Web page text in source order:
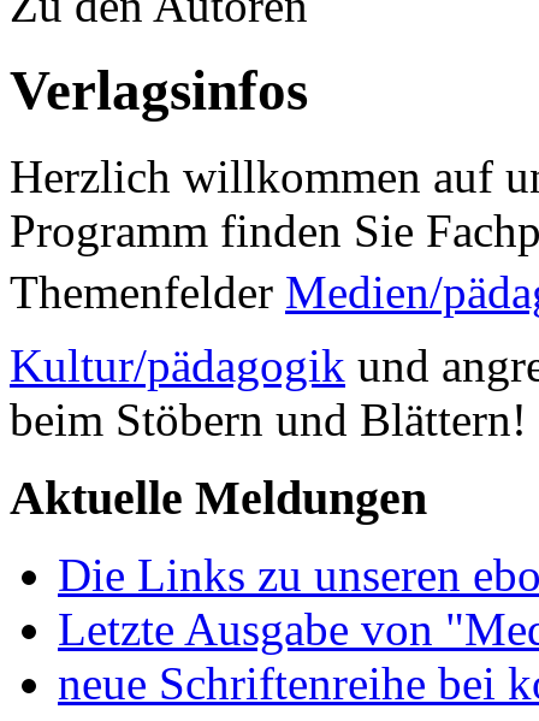
Verlagsinfos
Herzlich willkommen auf
Programm finden Sie
Themenfelder Medien/
Kultur/pädagogik und
beim Stöbern und Blättern!
Aktuelle Meldungen
Die Links zu unseren
Letzte Ausgabe von
neue Schriftenreihe bei